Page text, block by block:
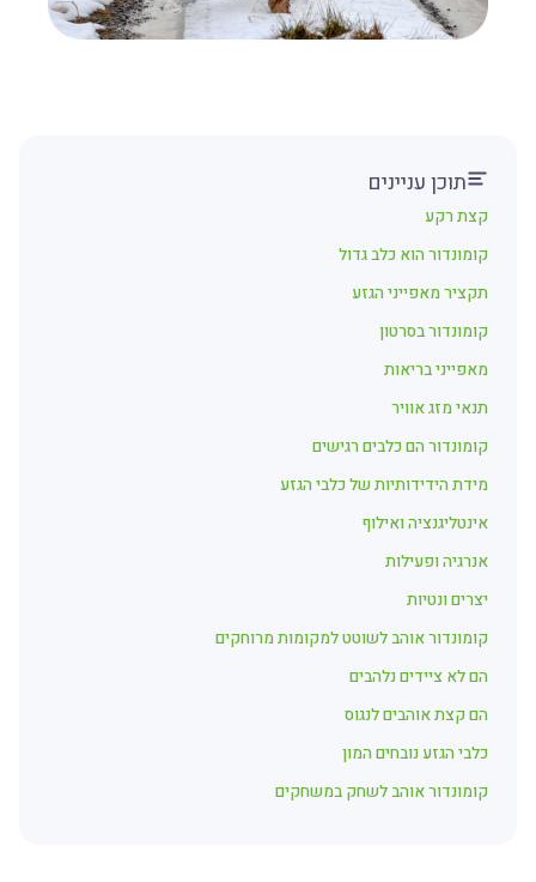
תוכן עניינים
קצת רקע
קומונדור הוא כלב גדול
תקציר מאפייני הגזע
קומונדור בסרטון
מאפייני בריאות
תנאי מזג אוויר
קומונדור הם כלבים רגישים
מידת הידידותיות של כלבי הגזע
אינטליגנציה ואילוף
אנרגיה ופעילות
יצרים ונטיות
קומונדור אוהב לשוטט למקומות מרוחקים
הם לא ציידים נלהבים
הם קצת אוהבים לנגוס
כלבי הגזע נובחים המון
קומונדור אוהב לשחק במשחקים